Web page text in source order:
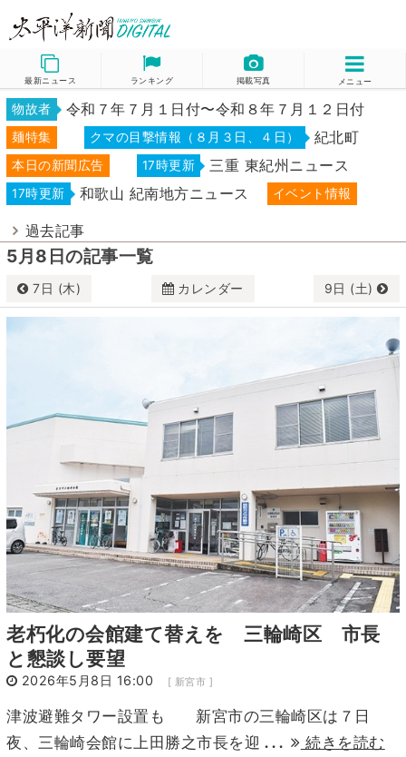
最新ニュース ランキング 掲載写真 メニュー
物故者 令和７年７月１日付〜令和８年７月１２日付
麺特集 クマの目撃情報（８月３日、４日） 紀北町
本日の新聞広告 17時更新 三重 東紀州ニュース
17時更新 和歌山 紀南地方ニュース イベント情報
過去記事
5月8日の記事一覧
7日 (木) カレンダー 9日 (土)
5月
土
30
2
5 7 8
12 13 14 15
18 19
23
24
25 26 27 28 29
30
31
1 2 3 4 5 6
老朽化の会館建て替えを 三輪崎区 市長
と懇談し要望
2026年5月8日 16:00 [ 新宮市 ]
津波避難タワー設置も 新宮市の三輪崎区は７日
夜、三輪崎会館に上田勝之市長を迎 ... 続きを読む